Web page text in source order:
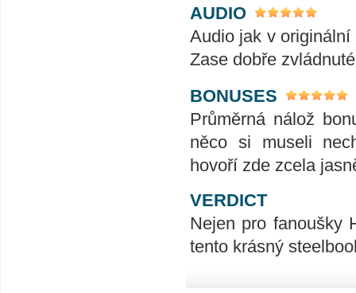
AUDIO
Audio jak v
Zase dobře
BONUSES
Průměrná nálož
něco si museli
hovoří zde zcela
VERDICT
Nejen pro fanoušky
tento krásný